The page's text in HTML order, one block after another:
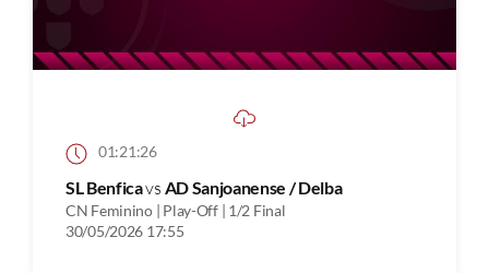
01:21:26
SL Benficavs AD Sanjoanense / Delba
CN Feminino | Play-Off | 1/2 Final
30/05/2026 17:55